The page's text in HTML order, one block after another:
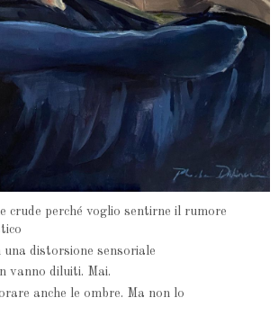
crude perché voglio sentirne il rumore
una distorsione sensoriale
vanno diluiti. Mai.
anche le ombre. Ma non lo